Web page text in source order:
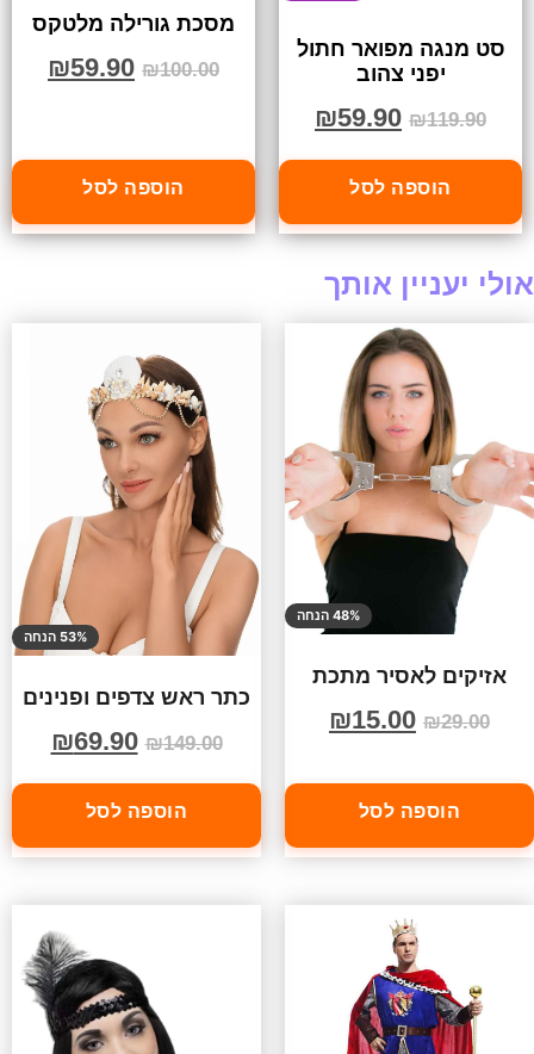
סט מנגה מפואר חתול
יפני צהוב
₪119.90
₪59.90
הוספה לסל
מסכת גורילה מלטקס
₪100.00
₪59.90
הוספה לסל
אולי יעניין אותך
48% הנחה
אזיקים לאסיר מתכת
₪29.00
₪15.00
הוספה לסל
53% הנחה
כתר ראש צדפים ופנינים
₪149.00
₪69.90
הוספה לסל